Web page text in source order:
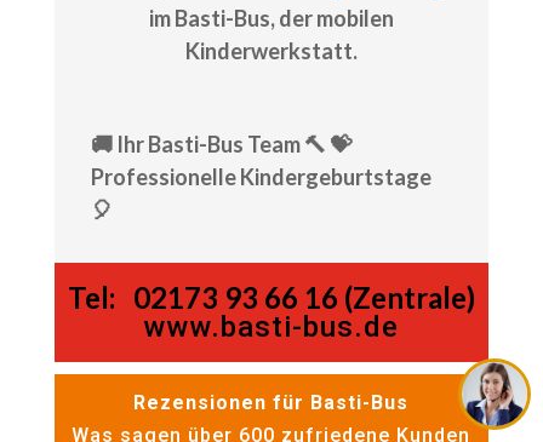
im Basti-Bus, der mobilen
Kinderwerkstatt.
🚚 Ihr Basti-Bus Team 🔨 💝
Professionelle Kindergeburtstage
🎈
Tel: 02173 93 66 16 (Zentrale)
www.basti-bus.de
Rezensionen für Basti-Bus
Was sagen über 600 zufriedene Kunden